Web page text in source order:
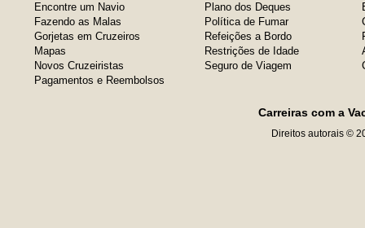
Encontre um Navio
Fazendo as Malas
Gorjetas em Cruzeiros
Mapas
Novos Cruzeiristas
Pagamentos e Reembolsos
Plano dos Deques
Política de Fumar
Refeições a Bordo
Restrições de Idade
Seguro de Viagem
Carreiras com a
Direitos autorais ©